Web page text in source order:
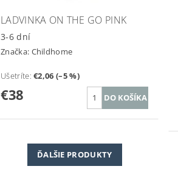
LADVINKA ON THE GO PINK
3-6 dní
Značka: Childhome
Ušetríte:€2,06 (–5 %)
€38
ĎALŠIE PRODUKTY